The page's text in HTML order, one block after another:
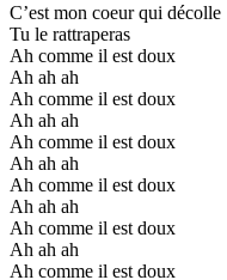
C’est mon coeur qui décolle
Tu le rattraperas
Ah comme il est doux
Ah ah ah
Ah comme il est doux
Ah ah ah
Ah comme il est doux
Ah ah ah
Ah comme il est doux
Ah ah ah
Ah comme il est doux
Ah ah ah
Ah comme il est doux